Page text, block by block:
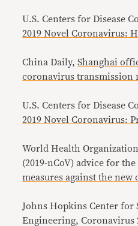
U.S. Centers for Disease
2019 Novel Coronavirus:
China Daily,Shanghai
coronavirus transmission
U.S. Centers for Disease
2019 Novel Coronavirus:
World Health
(2019-nCoV) advice for
measures against the new
Johns Hopkins Center for
Engineering, Coronavirus